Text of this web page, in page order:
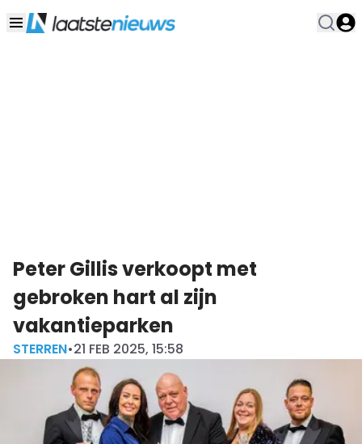
Peter Gillis verkoopt met
gebroken hart al zijn
vakantieparken
STERREN•21 FEB 2025, 15:58